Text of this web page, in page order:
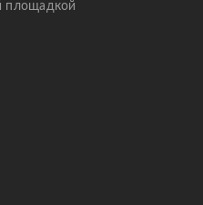
площадкой